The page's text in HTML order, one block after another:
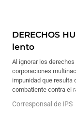
DERECHOS
lento
Al ignorar los
corporaciones
impunidad que resulta
combatiente contra el
Corresponsal de IPS